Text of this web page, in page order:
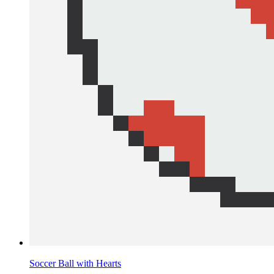
Soccer Ball with Hearts